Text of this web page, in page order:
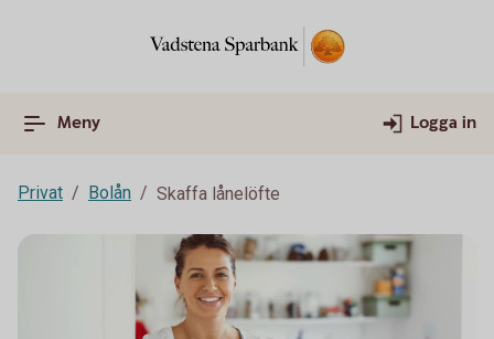
Meny Logga in
Privat Bolån Skaffa lånelöfte